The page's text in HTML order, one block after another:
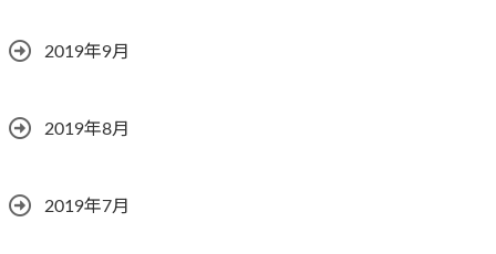
2019年9月
2019年8月
2019年7月